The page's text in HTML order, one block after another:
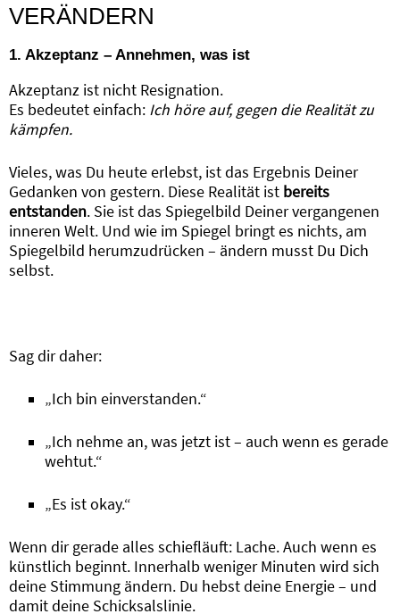
VERÄNDERN
1. Akzeptanz – Annehmen, was ist
Akzeptanz ist nicht Resignation.
Es bedeutet einfach: Ich höre auf, gegen die Realität zu
kämpfen.
Vieles, was Du heute erlebst, ist das Ergebnis Deiner
Gedanken von gestern. Diese Realität ist bereits
entstanden. Sie ist das Spiegelbild Deiner vergangenen
inneren Welt. Und wie im Spiegel bringt es nichts, am
Spiegelbild herumzudrücken – ändern musst Du Dich
selbst.
Sag dir daher:
„Ich bin einverstanden.“
„Ich nehme an, was jetzt ist – auch wenn es gerade
wehtut.“
„Es ist okay.“
Wenn dir gerade alles schiefläuft: Lache. Auch wenn es
künstlich beginnt. Innerhalb weniger Minuten wird sich
deine Stimmung ändern. Du hebst deine Energie – und
damit deine Schicksalslinie.